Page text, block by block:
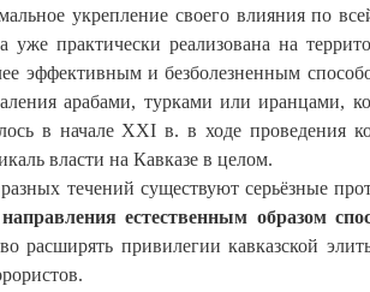
укрепление своего влияния по
практически реализована на
эффективным и безболезненным
арабами, турками или иранцами,
в начале XXI в. в ходе проведения
власти на Кавказе в целом.
течений существуют серьёзные
естественным образом
расширять привилегии кавказской